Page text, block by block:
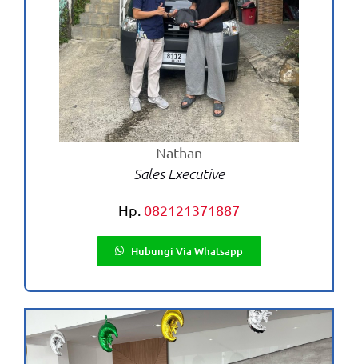
Nathan
Sales Executive
Hp. 082121371887
Hubungi Via Whatsapp